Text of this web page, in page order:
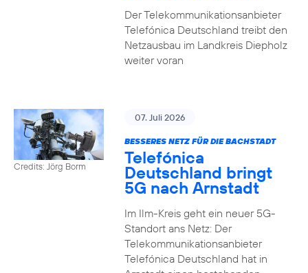
Der Telekommunikationsanbieter
Telefónica Deutschland treibt den
Netzausbau im Landkreis Diepholz
weiter voran
Credits: Jörg Borm
07. Juli 2026
BESSERES NETZ FÜR DIE BACHSTADT
Telefónica
Deutschland bringt
5G nach Arnstadt
Im Ilm-Kreis geht ein neuer 5G-
Standort ans Netz: Der
Telekommunikationsanbieter
Telefónica Deutschland hat in